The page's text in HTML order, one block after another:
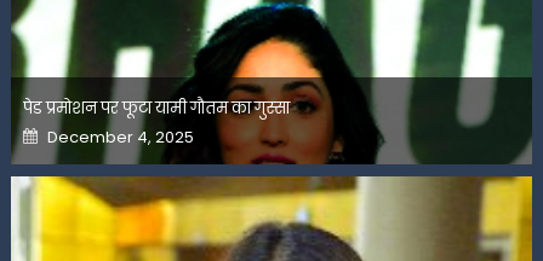
पेड प्रमोशन पर फूटा यामी गौतम का गुस्सा
Posted
on
December 4, 2025